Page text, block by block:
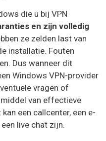
die u bij VPN
en zijn volledig
ze zelden last van
installatie. Fouten
Dus wanneer dit
Windows VPN-provider
vragen of
van effectieve
een callcenter, een e-
live chat zijn.